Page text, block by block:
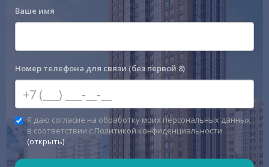
Ваше имя
Номер телефона для связи (без первой 8)
Я даю согласие на обработку моих персональных данных
в соответствии с Политикой конфиденциальности
(открыть)